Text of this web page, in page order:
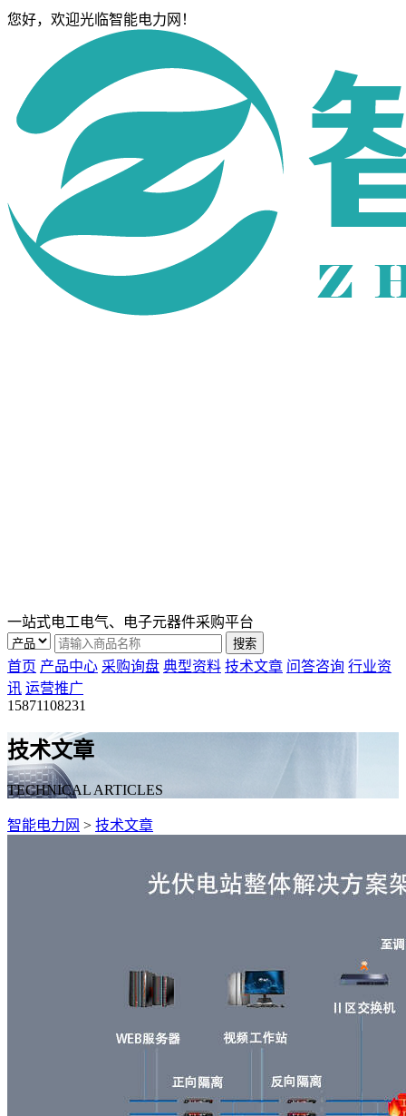
您好，欢迎光临智能电力网！
一站式电工电气、电子元器件采购平台
首页 产品中心 采购询盘 典型资料 技术文章 问答咨询 行业资
讯 运营推广
15871108231
技术文章
TECHNICAL ARTICLES
智能电力网 > 技术文章